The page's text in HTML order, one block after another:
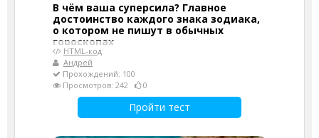
В чём ваша суперсила? Главное
достоинство каждого знака зодиака,
о котором не пишут в обычных
гороскопах
HTML-код
Андрей
Прохождений: 100
Просмотров: 242
0
Пройти тест